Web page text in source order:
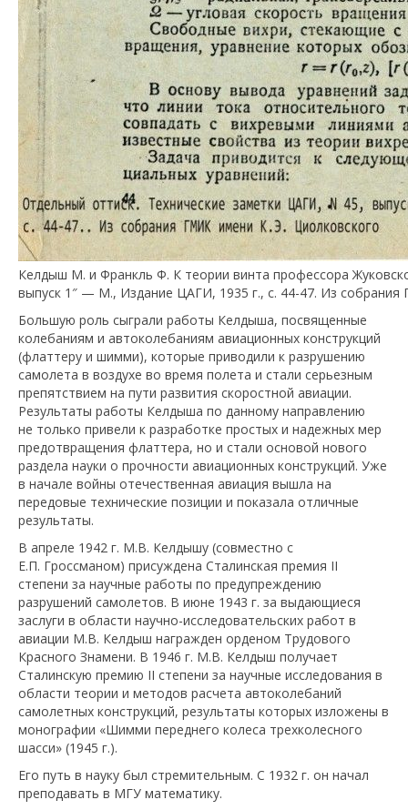
Келдыш М. и Франкль Ф. К теории винта профессора
выпуск 1″ — М., Издание ЦАГИ, 1935 г., с. 44-47. Из
Большую роль сыграли работы Келдыша, посвященные
колебаниям и автоколебаниям авиационных конструкций
(флаттеру и шимми), которые приводили к разрушению
самолета в воздухе во время полета и стали серьезным
препятствием на пути развития скоростной авиации.
Результаты работы Келдыша по данному направлению
не только привели к разработке простых и надежных мер
предотвращения флаттера, но и стали основой нового
раздела науки о прочности авиационных конструкций. Уже
в начале войны отечественная авиация вышла на
передовые технические позиции и показала отличные
результаты.
В апреле 1942 г. М.В. Келдышу (совместно с
Е.П. Гроссманом) присуждена Сталинская премия II
степени за научные работы по предупреждению
разрушений самолетов. В июне 1943 г. за выдающиеся
заслуги в области научно-исследовательских работ в
авиации М.В. Келдыш награжден орденом Трудового
Красного Знамени. В 1946 г. М.В. Келдыш получает
Сталинскую премию II степени за научные исследования в
области теории и методов расчета автоколебаний
самолетных конструкций, результаты которых изложены в
монографии «Шимми переднего колеса трехколесного
шасси» (1945 г.).
Его путь в науку был стремительным. С 1932 г. он начал
преподавать в МГУ математику.